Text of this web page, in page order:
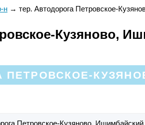
н → тер. Автодорога Петровское-
Кузяново,